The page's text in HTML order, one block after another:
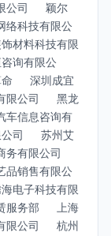
公司
颖尔
络科技有限公
材料科技有限
询有限公
深圳成宜
限公司
黑龙
车信息咨询有
司
苏州艾
务有限公司
品销售有限公
海电子科技有限
服务部
上海
限公司
杭州